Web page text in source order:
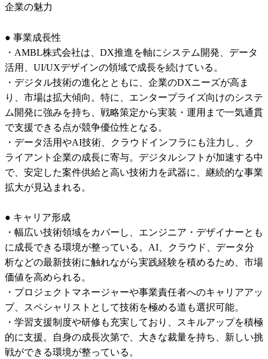
企業の魅力
● 事業成長性
・AMBL株式会社は、DX推進を軸にシステム開発、データ
活用、UI/UXデザインの領域で成長を続けている。
・デジタル技術の進化とともに、企業のDXニーズが高ま
り、市場は拡大傾向。特に、エンタープライズ向けのシステ
ム開発に強みを持ち、戦略策定から実装・運用まで一気通貫
で支援できる点が競争優位性となる。
・データ活用やAI技術、クラウドインフラにも注力し、ク
ライアント企業の成長に寄与。デジタルシフトが加速する中
で、安定した案件供給と高い技術力を武器に、継続的な事業
拡大が見込まれる。
● キャリア形成
・幅広い技術領域をカバーし、エンジニア・デザイナーとも
に成長できる環境が整っている。AI、クラウド、データ分
析などの最新技術に触れながら実践経験を積めるため、市場
価値を高められる。
・プロジェクトマネージャーや事業責任者へのキャリアアッ
プ、スペシャリストとして技術を極める道も選択可能。
・学習支援制度や研修も充実しており、スキルアップを積極
的に支援。自身の成長次第で、大きな裁量を持ち、新しい挑
戦ができる環境が整っている。